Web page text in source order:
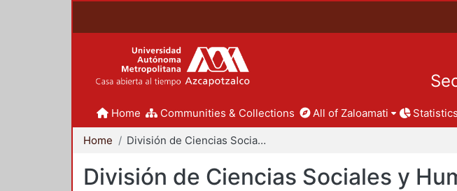
Home Communities & Collections All of Zaloamati Statistics
Home División de Ciencias Sociales y Humanidades
División de Ciencias Sociales y